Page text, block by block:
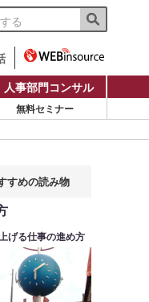
人事部門コンサル
無料セミナー
すめの読み物
げる仕事の進め方